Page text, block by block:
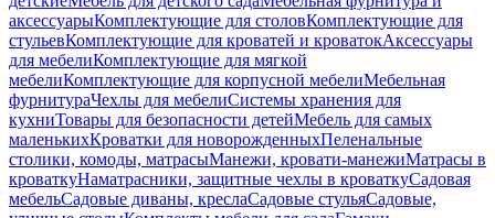
аксессуарыКомплектующие для столовКомплектующие для
стульевКомплектующие для кроватей и кроватокАксессуары
для мебелиКомплектующие для мягкой
мебелиКомплектующие для корпусной мебелиМебельная
фурнитураЧехлы для мебелиСистемы хранения для
кухниТовары для безопасности детейМебель для самых
маленькихКроватки для новорожденныхПеленальные
столики, комоды, матрасыМанежи, кровати-манежиМатрасы в
кроваткуНаматрасники, защитные чехлы в кроваткуСадовая
мебельСадовые диваны, креслаСадовые стульяСадовые,